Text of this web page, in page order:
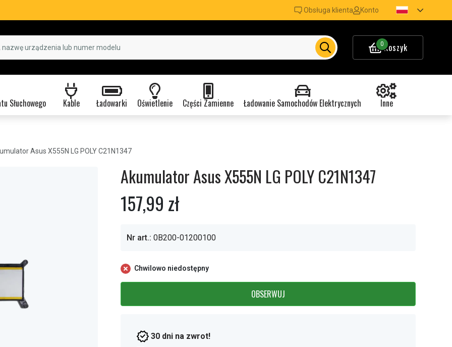
Obsługa klienta Konto
0Koszyk
Słuchowego Kable Ładowarki Oświetlenie Części Zamienne Ładowanie Samochodów Elektrycznych Inne
Asus X555N LG POLY C21N1347
Akumulator Asus X555N LG POLY C21N1347
157,99 zł
Nr art.: 0B200-01200100
Chwilowo niedostępny
OBSERWUJ
30 dni na zwrot!